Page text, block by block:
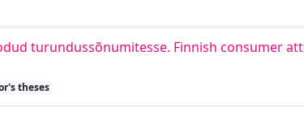
turundussõnumitesse. Finnish consumer
theses